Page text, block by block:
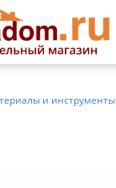
и инструменты